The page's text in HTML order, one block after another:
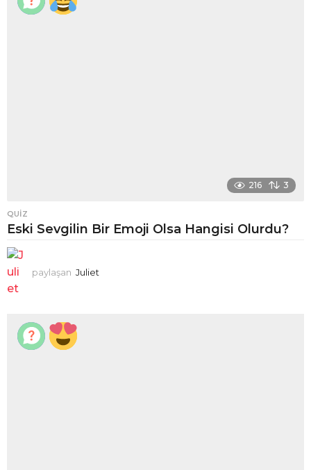
216 3
QUIZ
Eski Sevgilin Bir Emoji Olsa Hangisi Olurdu?
paylaşan Juliet